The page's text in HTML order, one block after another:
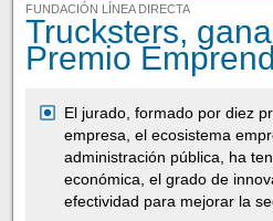
FUNDACIÓN LÍNEA DIRECTA
Trucksters,
Premio
El jurado, formado por diez
empresa, el ecosistema
administración pública, ha
económica, el grado de
efectividad para mejorar la